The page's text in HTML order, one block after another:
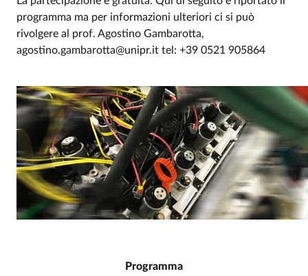
programma ma per informazioni ulteriori ci si può
rivolgere al prof. Agostino Gambarotta,
agostino.gambarotta@unipr.it tel: +39 0521 905864
Programma